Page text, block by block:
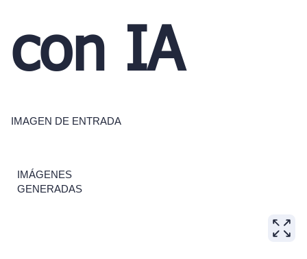
con IA
IMAGEN DE ENTRADA
IMÁGENES
GENERADAS